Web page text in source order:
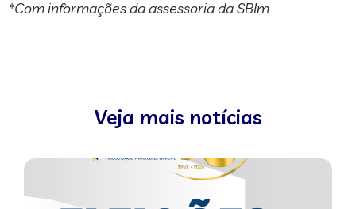
*Com informações da assessoria da SBIm
Veja mais notícias